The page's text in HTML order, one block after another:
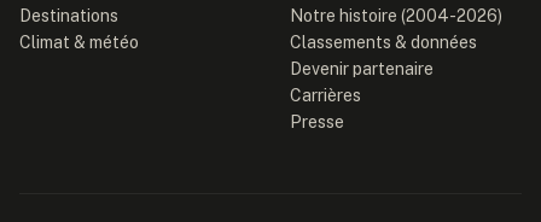
Destinations
Climat & météo
Notre histoire (2004-2026)
Classements & données
Devenir partenaire
Carrières
Presse